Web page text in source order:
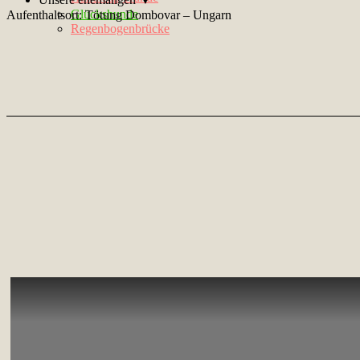
Glückshunde
Regenbogenbrücke
Aufenthaltsort: Tötung Dombovar – Ungarn